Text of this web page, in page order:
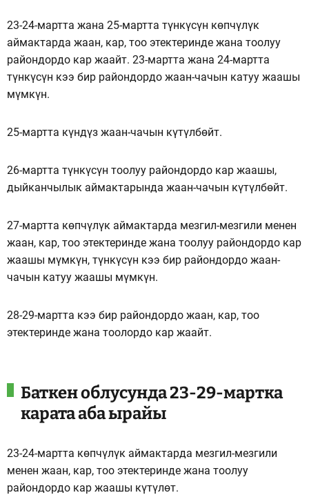
23-24-мартта жана 25-мартта түнкүсүн көпчүлүк
аймактарда жаан, кар, тоо этектеринде жана тоолуу
райондордо кар жаайт. 23-мартта жана 24-мартта
түнкүсүн кээ бир райондордо жаан-чачын катуу жаашы
мүмкүн.
25-мартта күндүз жаан-чачын күтүлбөйт.
26-мартта түнкүсүн тоолуу райондордо кар жаашы,
дыйканчылык аймактарында жаан-чачын күтүлбөйт.
27-мартта көпчүлүк аймактарда мезгил-мезгили менен
жаан, кар, тоо этектеринде жана тоолуу райондордо кар
жаашы мүмкүн, түнкүсүн кээ бир райондордо жаан-
чачын катуу жаашы мүмкүн.
28-29-мартта кээ бир райондордо жаан, кар, тоо
этектеринде жана тоолордо кар жаайт.
Баткен облусунда 23-29-мартка
карата аба ырайы
23-24-мартта көпчүлүк аймактарда мезгил-мезгили
менен жаан, кар, тоо этектеринде жана тоолуу
райондордо кар жаашы күтүлөт.